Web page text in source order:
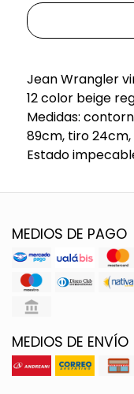
Jean Wrangler
12 color beige
Medidas:
89cm, tiro
Estado
MEDIOS DE PAGO
MEDIOS DE ENVÍO